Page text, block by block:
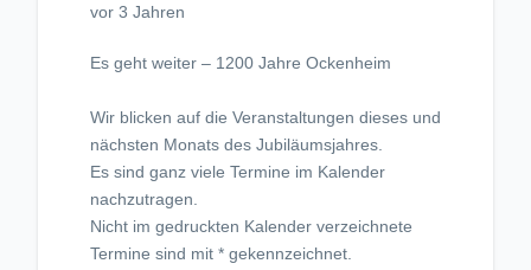
vor 3 Jahren
Es geht weiter – 1200 Jahre Ockenheim
Wir blicken auf die Veranstaltungen dieses und
nächsten Monats des Jubiläumsjahres.
Es sind ganz viele Termine im Kalender
nachzutragen.
Nicht im gedruckten Kalender verzeichnete
Termine sind mit * gekennzeichnet.